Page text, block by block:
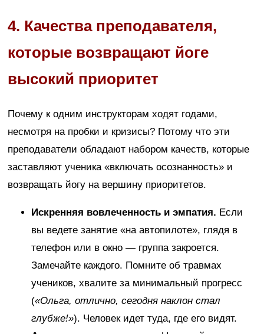
4. Качества преподавателя,
которые возвращают йоге
высокий приоритет
Почему к одним инструкторам ходят годами,
несмотря на пробки и кризисы? Потому что эти
преподаватели обладают набором качеств, которые
заставляют ученика «включать осознанность» и
возвращать йогу на вершину приоритетов.
Искренняя вовлеченность и эмпатия. Если
вы ведете занятие «на автопилоте», глядя в
телефон или в окно — группа закроется.
Замечайте каждого. Помните об травмах
учеников, хвалите за минимальный прогресс
(«Ольга, отлично, сегодня наклон стал
глубже!»). Человек идет туда, где его видят.